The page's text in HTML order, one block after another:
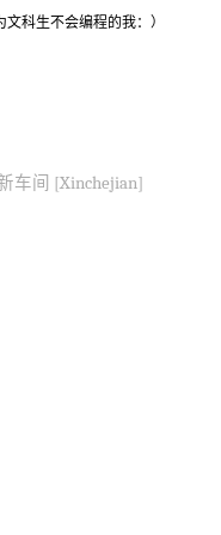
科生不会编程的我：）
车间 [Xinchejian]